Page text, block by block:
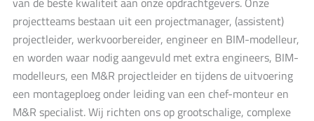
projectteams bestaan uit een projectmanager, (assistent)
projectleider, werkvoorbereider, engineer en BIM-modelleur,
en worden waar nodig aangevuld met extra engineers, BIM-
modelleurs, een M&R projectleider en tijdens de uitvoering
een montageploeg onder leiding van een chef-monteur en
M&R specialist. Wij richten ons op grootschalige, complexe